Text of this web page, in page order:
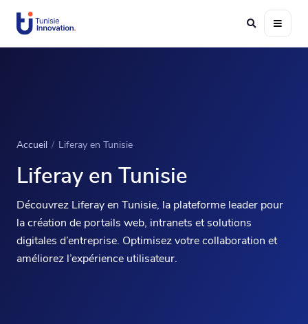
Accueil / Liferay en Tunisie
Liferay en Tunisie
Découvrez Liferay en Tunisie, la plateforme leader pour
la création de portails web, intranets et solutions
digitales d’entreprise. Optimisez votre collaboration et
améliorez l’expérience utilisateur.